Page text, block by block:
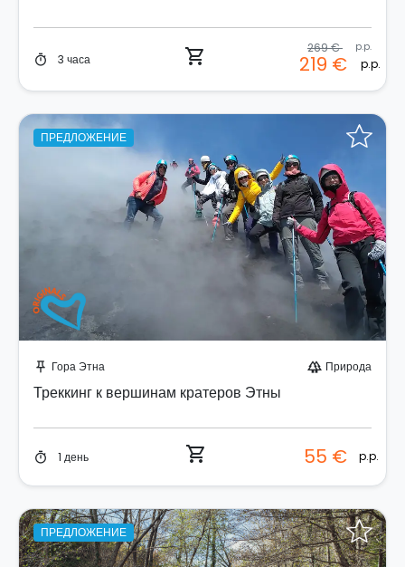
timer 3 часа shopping_cart 269 € p.p.
219 € p.p.
ПРЕДЛОЖЕНИЕ
push_pin Гора Этна forest Природа
Треккинг к вершинам кратеров Этны
timer 1 день shopping_cart 55 € p.p.
ПРЕДЛОЖЕНИЕ